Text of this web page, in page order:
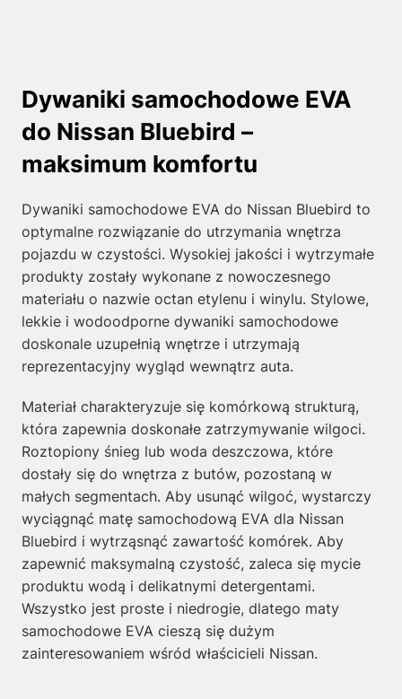
Dywaniki samochodowe EVA
do Nissan Bluebird –
maksimum komfortu
Dywaniki samochodowe EVA do Nissan Bluebird to
optymalne rozwiązanie do utrzymania wnętrza
pojazdu w czystości. Wysokiej jakości i wytrzymałe
produkty zostały wykonane z nowoczesnego
materiału o nazwie octan etylenu i winylu. Stylowe,
lekkie i wodoodporne dywaniki samochodowe
doskonale uzupełnią wnętrze i utrzymają
reprezentacyjny wygląd wewnątrz auta.
Materiał charakteryzuje się komórkową strukturą,
która zapewnia doskonałe zatrzymywanie wilgoci.
Roztopiony śnieg lub woda deszczowa, które
dostały się do wnętrza z butów, pozostaną w
małych segmentach. Aby usunąć wilgoć, wystarczy
wyciągnąć matę samochodową EVA dla Nissan
Bluebird i wytrząsnąć zawartość komórek. Aby
zapewnić maksymalną czystość, zaleca się mycie
produktu wodą i delikatnymi detergentami.
Wszystko jest proste i niedrogie, dlatego maty
samochodowe EVA cieszą się dużym
zainteresowaniem wśród właścicieli Nissan.